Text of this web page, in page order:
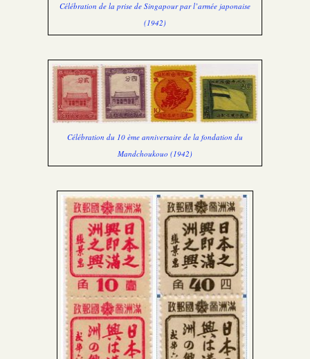
Célébration de la prise de Singapour par l’armée japonaise
(1942)
Célébration du 10 ème anniversaire de la fondation du
Mandchoukouo (1942)